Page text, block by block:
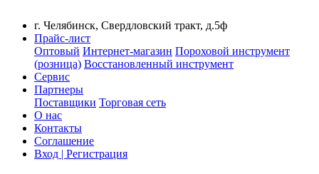
г. Челябинск, Свердловский тракт, д.5ф
Прайс-лист
Оптовый Интернет-магазин Пороховой инструмент
(розница) Восстановленный инструмент
Сервис
Партнеры
Поставщики Торговая сеть
О нас
Контакты
Соглашение
Вход | Регистрация